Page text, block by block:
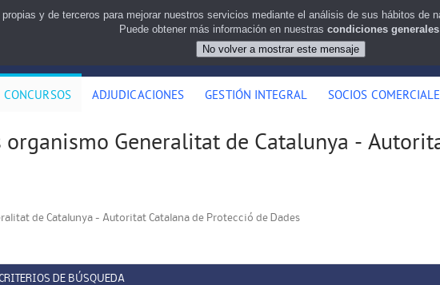
CONCURSOS ADJUDICACIONES GESTIÓN INTEGRAL SOCIOS
Generalitat de Catalunya -
de Catalunya - Autoritat Catalana de Protecció de Dades
DE BÚSQUEDA
y de terceros para mejorar nuestros servicios mediante el análisis de sus hábitos de
Puede obtener más información en nuestras condiciones generales